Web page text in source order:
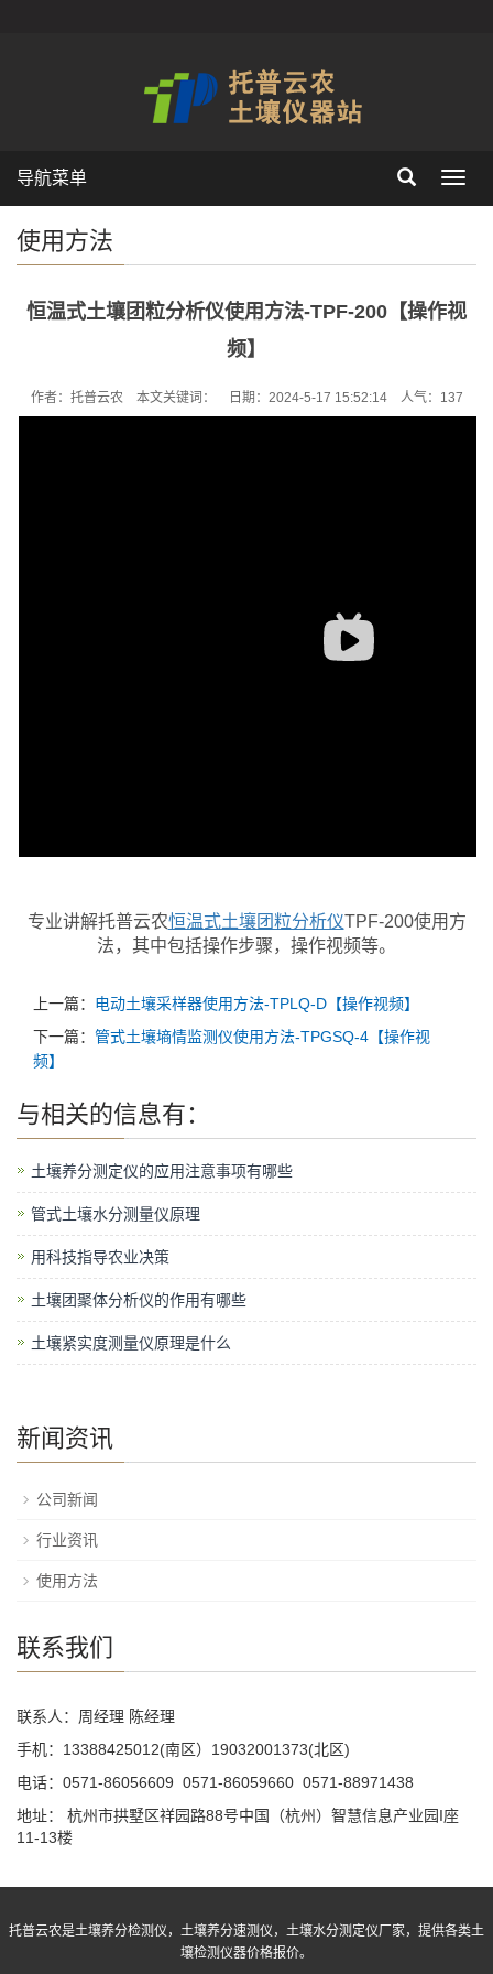
导航菜单
使用方法
恒温式土壤团粒分析仪使用方法-TPF-200【操作视
频】
作者：托普云农 本文关键词： 日期：2024-5-17 15:52:14 人气： 137
专业讲解托普云农恒温式土壤团粒分析仪TPF-200使用方
法，其中包括操作步骤，操作视频等。
上一篇： 电动土壤采样器使用方法-TPLQ-D【操作视频】
下一篇： 管式土壤墒情监测仪使用方法-TPGSQ-4【操作视
频】
与相关的信息有：
土壤养分测定仪的应用注意事项有哪些
管式土壤水分测量仪原理
用科技指导农业决策
土壤团聚体分析仪的作用有哪些
土壤紧实度测量仪原理是什么
新闻资讯
公司新闻
行业资讯
使用方法
联系我们
联系人：周经理 陈经理
手机：13388425012(南区）19032001373(北区)
电话：0571-86056609 0571-86059660 0571-88971438
地址： 杭州市拱墅区祥园路88号中国（杭州）智慧信息产业园I座
11-13楼
托普云农是土壤养分检测仪，土壤养分速测仪，土壤水分测定仪厂家，提供各类土
壤检测仪器价格报价。